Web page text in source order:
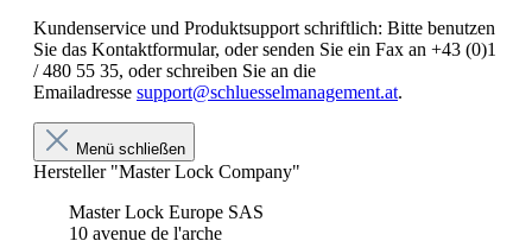
Kundenservice und Produktsupport schriftlich: Bitte benutzen
Sie das Kontaktformular, oder senden Sie ein Fax an +43 (0)1
/ 480 55 35, oder schreiben Sie an die
Emailadresse support@schluesselmanagement.at.
Menü schließen
Hersteller "Master Lock Company"
Master Lock Europe SAS
10 avenue de l'arche